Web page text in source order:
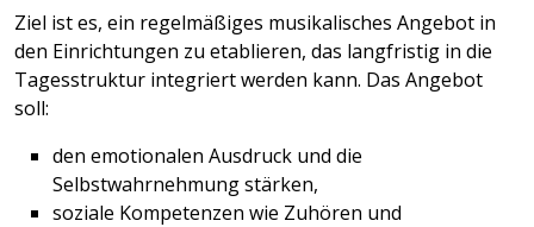
Ziel ist es, ein regelmäßiges musikalisches Angebot in
den Einrichtungen zu etablieren, das langfristig in die
Tagesstruktur integriert werden kann. Das Angebot
soll:
den emotionalen Ausdruck und die
Selbstwahrnehmung stärken,
soziale Kompetenzen wie Zuhören und